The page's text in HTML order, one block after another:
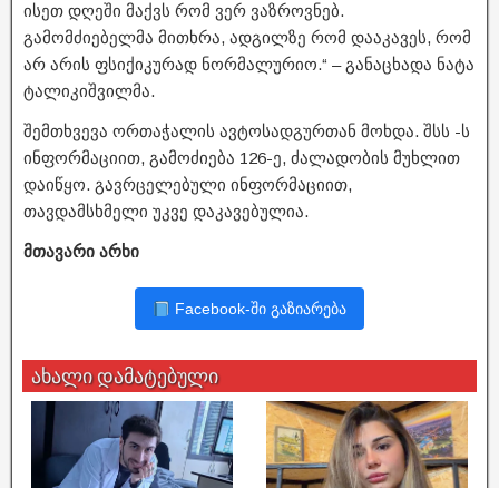
ისეთ დღეში მაქვს რომ ვერ ვაზროვნებ.
გამომძიებელმა მითხრა, ადგილზე რომ დააკავეს, რომ
არ არის ფსიქიკურად ნორმალურიო.“ – განაცხადა ნატა
ტალიკიშვილმა.
შემთხვევა ორთაჭალის ავტოსადგურთან მოხდა. შსს -ს
ინფორმაციით, გამოძიება 126-ე, ძალადობის მუხლით
დაიწყო. გავრცელებული ინფორმაციით,
თავდამსხმელი უკვე დაკავებულია.
მთავარი არხი
Facebook-ში გაზიარება
ახალი დამატებული